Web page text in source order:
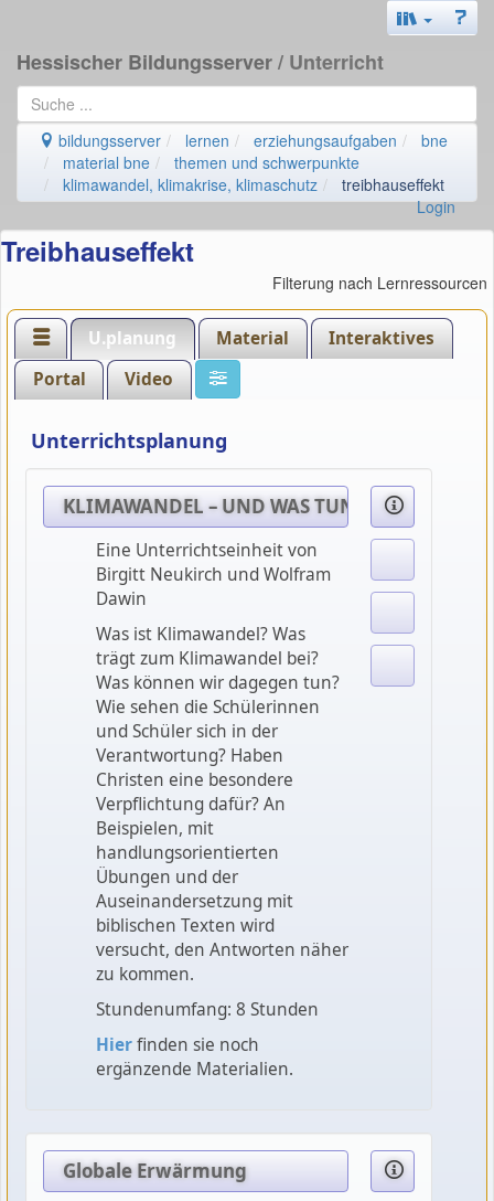
Hessischer Bildungsserver/ Unterricht
bildungsserver lernen erziehungsaufgaben
bne
material bne
themen und schwerpunkte
klimawandel, klimakrise, klimaschutz
treibhauseffekt
Login
Treibhauseffekt
Filterung nach Lernressourcen
U.planung Material
Interaktives
Portal
Video
Unterrichtsplanung
KLIMAWANDEL – UND WAS TUN WIR?
Eine Unterrichtseinheit von
Birgitt Neukirch und Wolfram
Dawin
Was ist Klimawandel? Was
trägt zum Klimawandel bei?
Was können wir dagegen tun?
Wie sehen die Schülerinnen
und Schüler sich in der
Verantwortung? Haben
Christen eine besondere
Verpflichtung dafür? An
Beispielen, mit
handlungsorientierten
Übungen und der
Auseinandersetzung mit
biblischen Texten wird
versucht, den Antworten näher
zu kommen.
Stundenumfang: 8 Stunden
Hierfinden sie noch
ergänzende Materialien.
Globale Erwärmung